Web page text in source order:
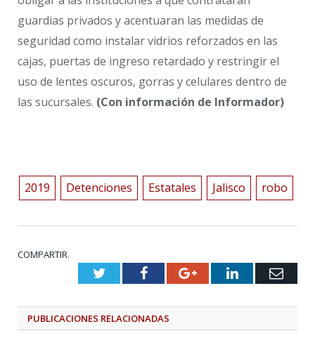
guardias privados y acentuaran las medidas de
seguridad como instalar vidrios reforzados en las
cajas, puertas de ingreso retardado y restringir el
uso de lentes oscuros, gorras y celulares dentro de
las sucursales. (Con información de Informador)
2019 Detenciones Estatales Jalisco robo
COMPARTIR.
TwitterFacebookGoogle+LinkedIn
PUBLICACIONES RELACIONADAS